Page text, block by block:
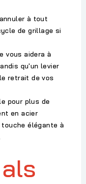
à tout
de grillage si
vous aidera à
qu'un levier
retrait de vos
pour plus de
en acier
élégante à